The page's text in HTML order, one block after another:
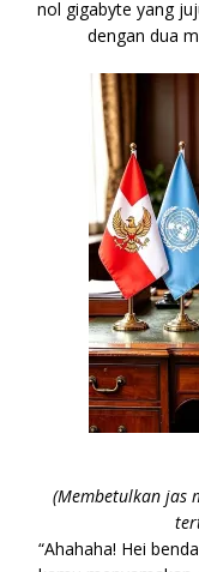
nol gigabyte yang
dengan dua
(Membetulkan jas
“Ahahaha! Hei